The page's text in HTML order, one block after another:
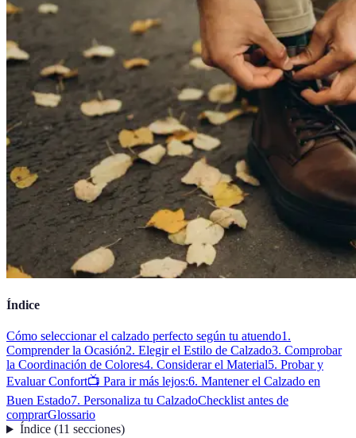
Índice
Cómo seleccionar el calzado perfecto según tu atuendo1.
Comprender la Ocasión2. Elegir el Estilo de Calzado3. Comprobar
la Coordinación de Colores4. Considerar el Material5. Probar y
Evaluar Confort📺 Para ir más lejos:6. Mantener el Calzado en
Buen Estado7. Personaliza tu CalzadoChecklist antes de
comprarGlossario
Índice(11 secciones)